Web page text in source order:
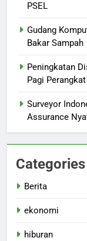
PSEL
Gudang
Bakar Sampah
Peningkatan
Pagi
Surveyor
Assurance
Categories
Berita
ekonomi
hiburan